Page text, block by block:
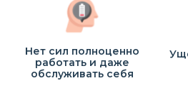
Нет сил полноценно
работать и даже
обслуживать себя